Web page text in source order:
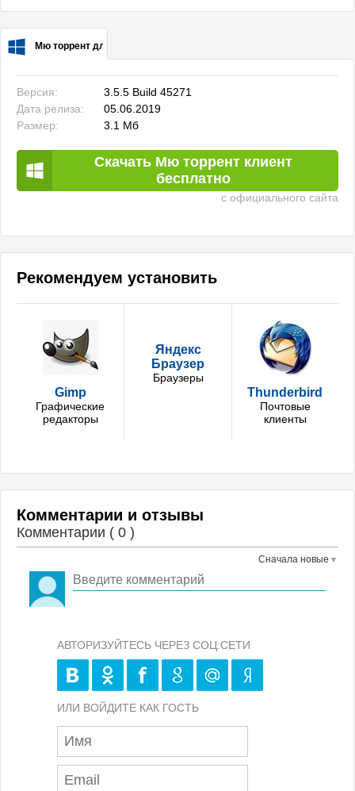
Мю торрент для Windows
Версия:
3.5.5 Build 45271
Дата релиза:
05.06.2019
Размер:
3.1 Мб
Скачать Мю торрент клиент
бесплатно
с официального сайта
Рекомендуем установить
Gimp
Графические
редакторы
Яндекс
Браузер
Браузеры
Thunderbird
Почтовые
клиенты
Комментарии и отзывы
Комментарии ( 0 )
Сначала новые
АВТОРИЗУЙТЕСЬ ЧЕРЕЗ СОЦ.СЕТИ
ИЛИ ВОЙДИТЕ КАК ГОСТЬ